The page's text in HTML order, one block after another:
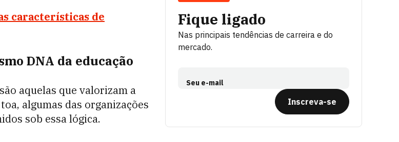
características de
DNA da educação
aquelas que valorizam a
algumas das organizações
sob essa lógica.
Fique ligado
Nas principais tendências de carreira e do
mercado.
Seu e-mail
Inscreva-se